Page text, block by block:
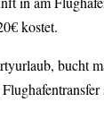
kostet.
bucht